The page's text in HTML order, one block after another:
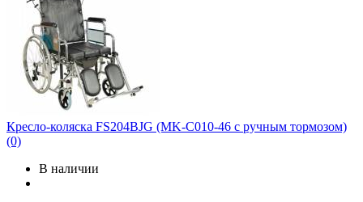
Кресло-коляска FS204BJG (MK-C010-46 с ручным тормозом)
(0)
В наличии